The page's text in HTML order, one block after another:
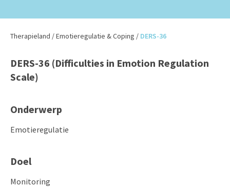
Therapieland /Emotieregulatie & Coping / DERS-36
DERS-36 (Difficulties in Emotion Regulation
Scale)
Onderwerp
Emotieregulatie
Doel
Monitoring